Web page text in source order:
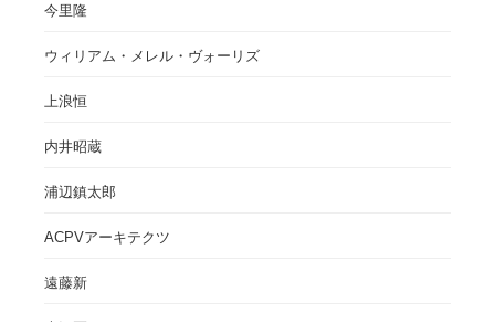
今里隆
ウィリアム・メレル・ヴォーリズ
上浪恒
内井昭蔵
浦辺鎮太郎
ACPVアーキテクツ
遠藤新